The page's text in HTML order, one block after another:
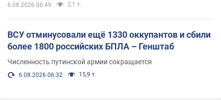
6.08.2026 06:49 2,1 т.
ВСУ отминусовали ещё 1330 оккупантов и сбили
более 1800 российских БПЛА – Генштаб
Численность путинской армии сокращается
6.08.2026 06:32 15,9 т.